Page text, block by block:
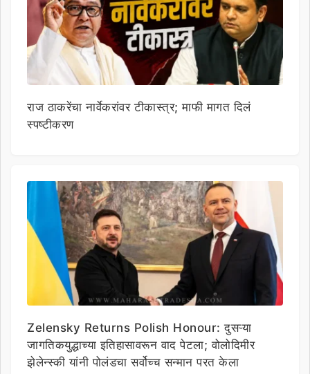
राज ठाकरेंचा नार्वेकरांवर टीकास्त्र; माफी मागत दिलं
स्पष्टीकरण
Zelensky Returns Polish Honour: दुसऱ्या
जागतिकयुद्धाच्या इतिहासावरून वाद पेटला; वोलोदिमीर
झेलेन्स्की यांनी पोलंडचा सर्वोच्च सन्मान परत केला